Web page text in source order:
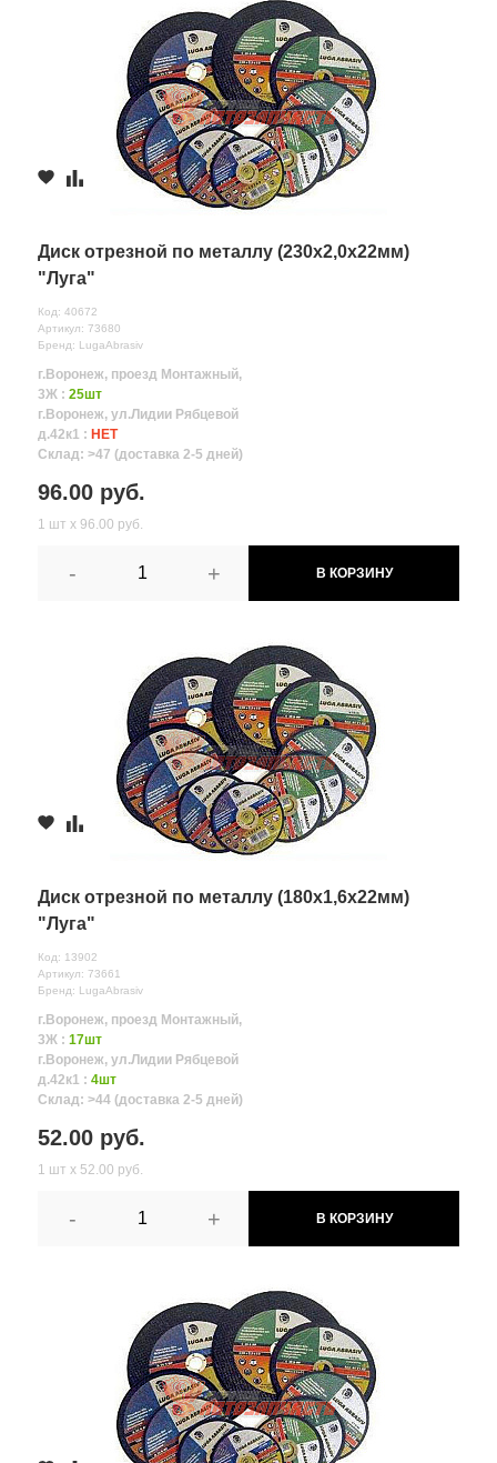
Диск отрезной по металлу (230х2,0х22мм)
"Луга"
Код: 40672
Артикул: 73680
Бренд: LugaAbrasiv
г.Воронеж, проезд Монтажный,
3Ж : 25шт
г.Воронеж, ул.Лидии Рябцевой
д.42к1 : НЕТ
Склад: >47 (доставка 2-5 дней)
96.00 руб.
1 шт х 96.00 руб.
- + В КОРЗИНУ
Диск отрезной по металлу (180х1,6х22мм)
"Луга"
Код: 13902
Артикул: 73661
Бренд: LugaAbrasiv
г.Воронеж, проезд Монтажный,
3Ж : 17шт
г.Воронеж, ул.Лидии Рябцевой
д.42к1 : 4шт
Склад: >44 (доставка 2-5 дней)
52.00 руб.
1 шт х 52.00 руб.
- + В КОРЗИНУ